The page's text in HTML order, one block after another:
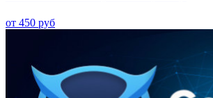
от 450 руб